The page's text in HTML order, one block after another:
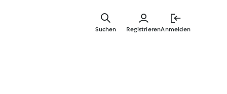
RegistrierenAnmelden
Suchen